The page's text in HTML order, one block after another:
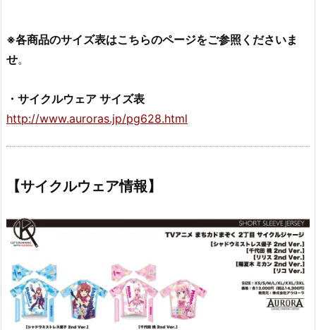
※各商品のサイズ表はこちらのページをご参照くださいま
せ。
・サイクルウェア サイズ表
http://www.auroras.jp/pg628.html
【サイクルウェア情報】